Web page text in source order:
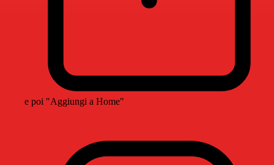
e poi "Aggiungi a Home"